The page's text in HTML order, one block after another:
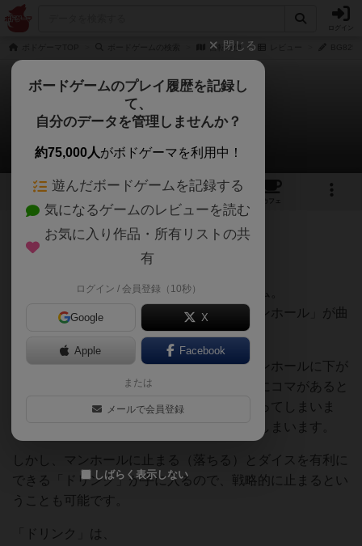
自転車便
自転車便
BG825さんのレビュー
3 1
カフェ
166名 1名 0 9年以上前
複数の自転車をダイス目で進めていくゲーム。
ボード上に書かれている「ドリンク」「マンホール」が曲
特にマンホールに止まると「一つ後ろのマンホールに下が
る」のですが、もし一つ後ろのマンホールにコマがあると
「さらに一つ後ろのマンホール」まで下がってしまいま
す。最終的にはスタート地点まで下がってしまいます。
しかし、マンホールに止まる（落ちる）とダイスを有利に
できる「ドリンク」が手に入るので、戦略的に止まるとい
うことも可能です。
「ドリンク」は、
閉じる
ボードゲームのプレイ履歴を記録し
て、
自分のデータを管理しませんか？
約75,000人がボドゲーマを利用中！
遊んだボードゲームを記録する
気になるゲームのレビューを読む
お気に入り作品・所有リストの共
有
ログイン / 会員登録（10秒）
Google X
Apple Facebook
または
メールで会員登録
しばらく表示しない